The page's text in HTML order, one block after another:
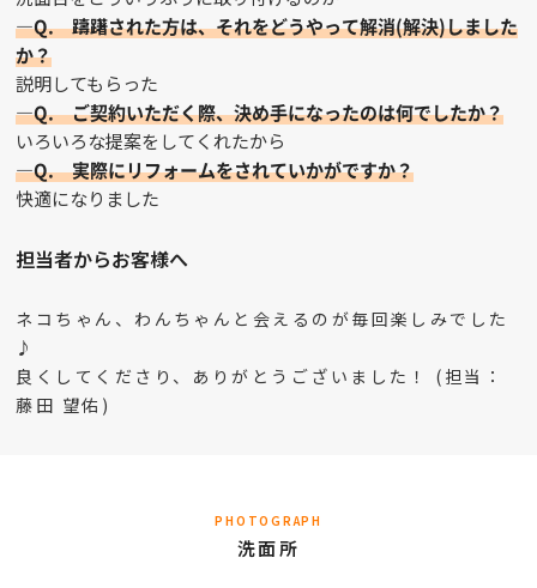
—Q. 躊躇された方は、それをどうやって解消(解決)しました
か？
説明してもらった
—Q. ご契約いただく際、決め手になったのは何でしたか？
いろいろな提案をしてくれたから
—Q. 実際にリフォームをされていかがですか？
快適になりました
担当者からお客様へ
ネコちゃん、わんちゃんと会えるのが毎回楽しみでした
♪
良くしてくださり、ありがとうございました！ (担当：
藤田 望佑)
PHOTOGRAPH
洗面所